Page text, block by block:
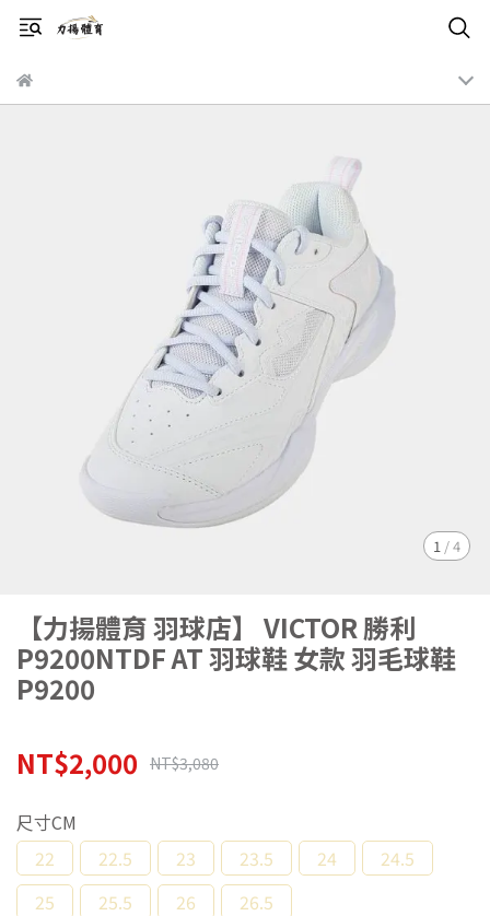
1 /4
【力揚體育 羽球店】 VICTOR 勝利
P9200NTDF AT 羽球鞋 女款 羽毛球鞋
P9200
NT$2,000 NT$3,080
尺寸CM
22
22.5 23 23.5 24
24.5
25
25.5 26 26.5